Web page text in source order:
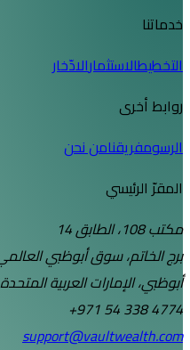
الادّخار
من نحن
سوق أبوظبي العالمي
العربية المتحدة
+971 54